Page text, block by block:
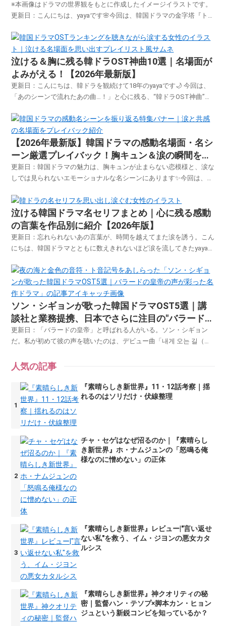
※本画像はドラマの世界観をもとに作成したイメージイラストです。
更新日：こんにちは、yayaです🌸今回は、韓国ドラマの金字塔『トッ
てご紹介します。何度観ても泣けて、笑えて、ときめいてしまう…あ
の“永遠”の物語を、もう一度ふり返ってみま...
泣ける＆胸に残る韓ドラOST神曲10選｜名場面が
よみがえる！【2026年最新版】
更新日：こんにちは、韓ドラを観続けて18年のyayaです🌙 今回は、
「あのシーンで流れたあの曲…！」と心に残る、“韓ドラOST神曲”を
にはときめきをくれるOSTたち。 SpotifyやYouTubeで聴けるリンク
もあわせて、思い出にどっ...
【2026年最新版】韓国ドラマの感動名場面・名シ
ーン厳選プレイバック！胸キュン＆涙の瞬間をも
う一度
更新日：韓国ドラマの魅力は、胸キュンが止まらない恋模様と、涙な
しでは見られないエモーショナルな名シーンにあります✨今回は、最
心に残る名場面を厳選してご紹介します。『トッケビ』『愛の不時
着』といったロングヒット作から、時代劇の名シーンまで�...
泣ける韓国ドラマ名セリフまとめ｜心に残る感動
の言葉を作品別に紹介【2026年版】
更新日：忘れられないあの言葉が、時間を越えてまた涙を誘う。こん
にちは、韓国ドラマとともに数えきれないほど涙を流してきたyayaで
を、作品ごとにピックアップしてご紹介します。誰かの想い、交わし
た約束、避けられなかった別れ――。一つひとつのセ...
ソン・シギョンが歌った韓国ドラマOST5選｜講
談社と業務提携、日本でさらに注目の"バラードの
皇帝"【配信情報付き】
更新日：「バラードの皇帝」と呼ばれる人がいる。ソン・シギョン
だ。私が初めて彼の声を聴いたのは、デビュー曲「내게 오는 길（僕
と感じた。透き通っているのに温かい。静かなのに心の深いところに
人気の記事
『素晴らしき新世界』11・12話考察｜揺
れるのはソリだけ・伏線整理
チャ・セゲはなぜ沼るのか｜『素晴らし
き新世界』ホ・ナムジュンの「怒鳴る俺
様なのに憎めない」の正体
『素晴らしき新世界』レビュー|"言い返せ
ない私"を救う、イム・ジヨンの悪女カタ
ルシス
『素晴らしき新世界』神クオリティの秘
密｜監督ハン・テソプ×脚本カン・ヒョン
ジュという新鋭コンビを知っているか？